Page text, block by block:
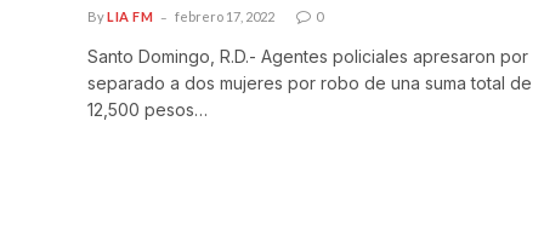
ByLIA FM febrero 17, 2022 0
Santo Domingo, R.D.- Agentes policiales apresaron por
separado a dos mujeres por robo de una suma total de
12,500 pesos…